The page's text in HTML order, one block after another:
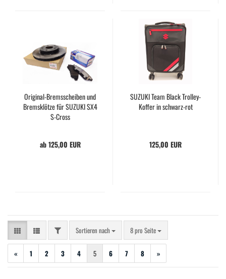
Original-Bremsscheiben und
Bremsklötze für SUZUKI SX4
S-Cross
ab 125,00 EUR
SUZUKI Team Black Trolley-
Koffer in schwarz-rot
125,00 EUR
FILTERSortieren nach
Sortieren nach 8 pro Seite
pro Seite
« 1 2 3 4 5 6 7 8 »